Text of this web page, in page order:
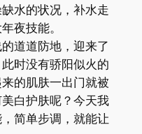
水的状况，补水走
夜技能。
道道防地，迎来了
时没有骄阳似火的
的肌肤一出门就被
白护肤呢？今天我
简单步调，就能让